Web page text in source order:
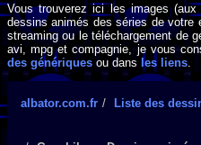
Vous trouverez ici les images
dessins animés des séries de votre
streaming ou le téléchargement de
avi, mpg et compagnie, je vous
des génériques ou dans les liens
albator.com.fr Liste des